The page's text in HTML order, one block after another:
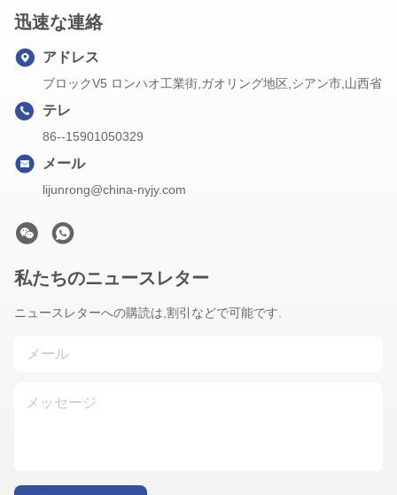
迅速な連絡
アドレス
ブロックV5 ロンハオ工業街,ガオリング地区,シアン市,山西省
テレ
86--15901050329
メール
lijunrong@china-nyjy.com
私たちのニュースレター
ニュースレターへの購読は,割引などで可能です.